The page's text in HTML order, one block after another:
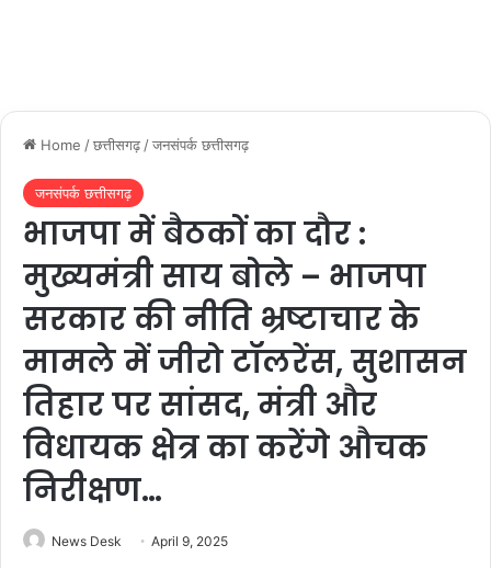
Home /छत्तीसगढ़ /जनसंपर्क छत्तीसगढ़
जनसंपर्क छत्तीसगढ़
भाजपा में बैठकों का दौर :
मुख्यमंत्री साय बोले – भाजपा
सरकार की नीति भ्रष्टाचार के
मामले में जीरो टॉलरेंस, सुशासन
तिहार पर सांसद, मंत्री और
विधायक क्षेत्र का करेंगे औचक
निरीक्षण…
News Desk April 9, 2025